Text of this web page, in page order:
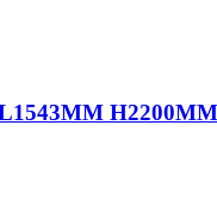
H2200MM